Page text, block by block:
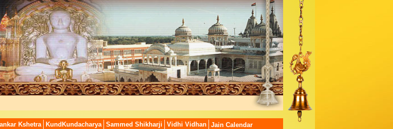
Kshetra KundKundacharya Sammed Shikharji Vidhi Vidhan Jain Calendar